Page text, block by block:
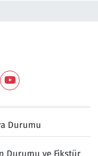
Durumu
Durumu ve Fikstür